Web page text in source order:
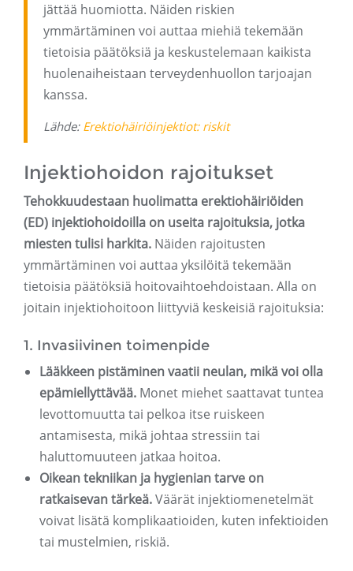
jättää huomiotta. Näiden riskien
ymmärtäminen voi auttaa miehiä tekemään
tietoisia päätöksiä ja keskustelemaan kaikista
huolenaiheistaan ​​terveydenhuollon tarjoajan
kanssa.
Lähde: Erektiohäiriöinjektiot: riskit
Injektiohoidon rajoitukset
Tehokkuudestaan ​​huolimatta erektiohäiriöiden
(ED) injektiohoidoilla on useita rajoituksia, jotka
miesten tulisi harkita. Näiden rajoitusten
ymmärtäminen voi auttaa yksilöitä tekemään
tietoisia päätöksiä hoitovaihtoehdoistaan. Alla on
joitain injektiohoitoon liittyviä keskeisiä rajoituksia:
1. Invasiivinen toimenpide
Lääkkeen pistäminen vaatii neulan, mikä voi olla
epämiellyttävää. Monet miehet saattavat tuntea
levottomuutta tai pelkoa itse ruiskeen
antamisesta, mikä johtaa stressiin tai
haluttomuuteen jatkaa hoitoa.
Oikean tekniikan ja hygienian tarve on
ratkaisevan tärkeä.Väärät injektiomenetelmät
voivat lisätä komplikaatioiden, kuten infektioiden
tai mustelmien, riskiä.